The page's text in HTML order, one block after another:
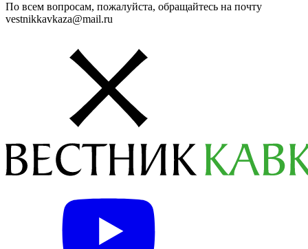
По всем вопросам, пожалуйста, обращайтесь на почту
vestnikkavkaza@mail.ru